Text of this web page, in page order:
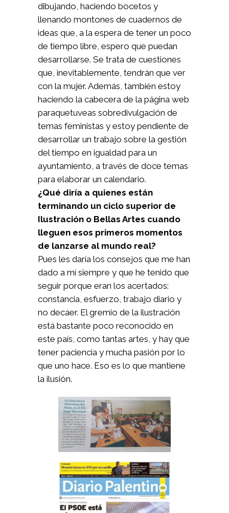
dibujando, haciendo bocetos y
llenando montones de cuadernos de
ideas que, a la espera de tener un poco
de tiempo libre, espero que puedan
desarrollarse. Se trata de cuestiones
que, inevitablemente, tendrán que ver
con la mujer. Además, también estoy
haciendo la cabecera de la página web
paraquetuveas sobredivulgación de
temas feministas y estoy pendiente de
desarrollar un trabajo sobre la gestión
del tiempo en igualdad para un
ayuntamiento, a través de doce temas
para elaborar un calendario.
¿Qué diría a quienes están
terminando un ciclo superior de
Ilustración o Bellas Artes cuando
lleguen esos primeros momentos
de lanzarse al mundo real?
Pues les daría los consejos que me han
dado a mí siempre y que he tenido que
seguir porque eran los acertados:
constancia, esfuerzo, trabajo diario y
no decaer. El gremio de la ilustración
está bastante poco reconocido en
este país, como tantas artes, y hay que
tener paciencia y mucha pasión por lo
que uno hace. Eso es lo que mantiene
la ilusión.